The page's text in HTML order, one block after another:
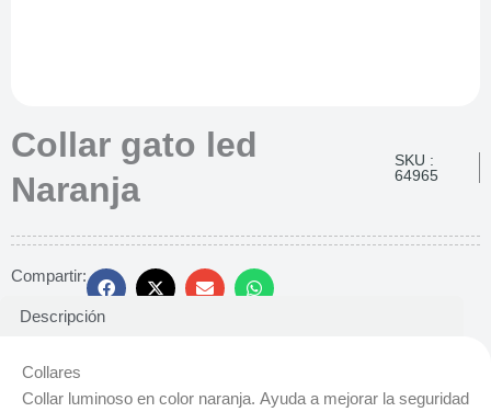
Collar gato led
Naranja
SKU :
64965
Compartir:
Descripción
Collares
Collar luminoso en color naranja. Ayuda a mejorar la seguridad